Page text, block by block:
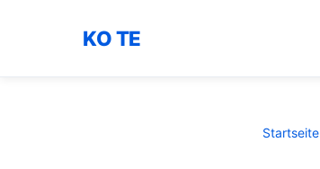
KO TE
Startseite